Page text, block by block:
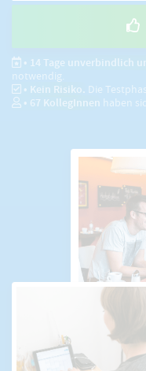
• 14 Tage unverbindlich
notwendig.
• Kein Risiko. Die
• 67 KollegInnen haben